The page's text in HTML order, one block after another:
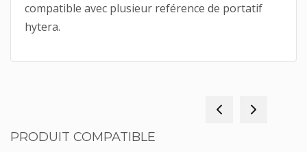
compatible avec plusieur reférence de portatif
hytera.
PRODUIT COMPATIBLE